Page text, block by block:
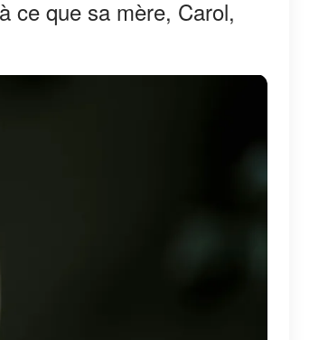
ce que sa mère, Carol,